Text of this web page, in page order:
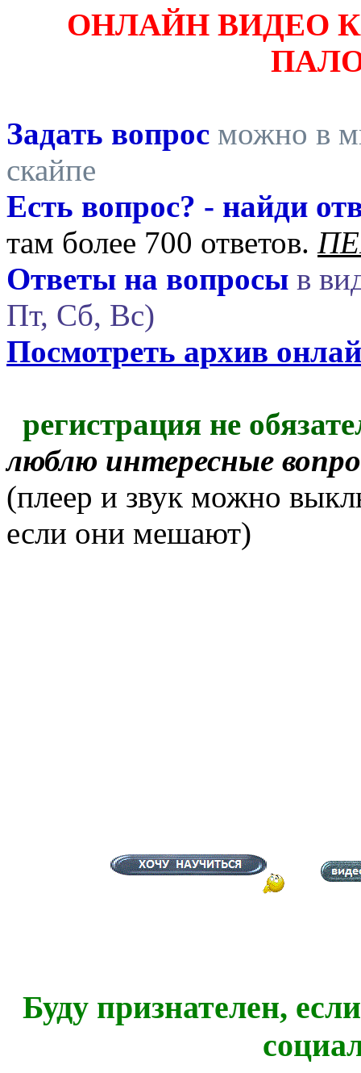
ОНЛАЙН ВИДЕО
Задать вопрос можно в
скайпе
Есть вопрос? - найди
там более 700 ответов.
Ответы на вопросы в
Пт, Сб, Вс)
Посмотреть архив
регистрация не
люблю интересные
(плеер и звук можно
если они мешают)
Буду признателен,